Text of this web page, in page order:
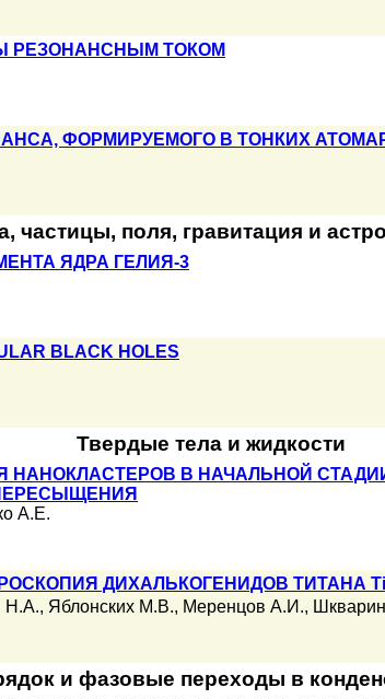
РЕЗОНАНСНЫМ ТОКОМ
ФОРМИРУЕМОГО В ТОНКИХ
частицы, поля, гравитация и
ЯДРА ГЕЛИЯ-3
BLACK HOLES
Твердые тела и жидкости
НАНОКЛАСТЕРОВ В НАЧАЛЬНОЙ
А.Е.
ДИХАЛЬКОГЕНИДОВ ТИТАНА
Н.А., Яблонских М.В., Меренцов А.И.,
и фазовые переходы в